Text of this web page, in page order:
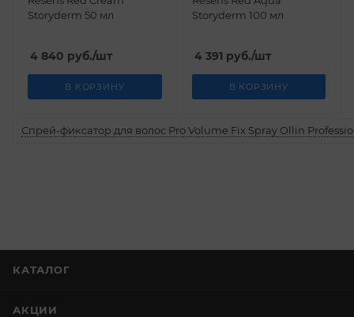
Storyderm 50 мл
4 840 руб./шт
В КОРЗИНУ
Storyderm 100 мл
4 391 руб./шт
В КОРЗИНУ
Спрей-фиксатор для волос Pro Volume Fix Spray Ollin
КАТАЛОГ
АКЦИИ